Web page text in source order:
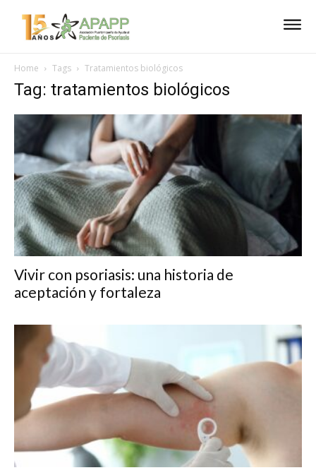
Home Tags Tratamientos biológicos
Tag: tratamientos biológicos
Vivir con psoriasis: una historia de
aceptación y fortaleza